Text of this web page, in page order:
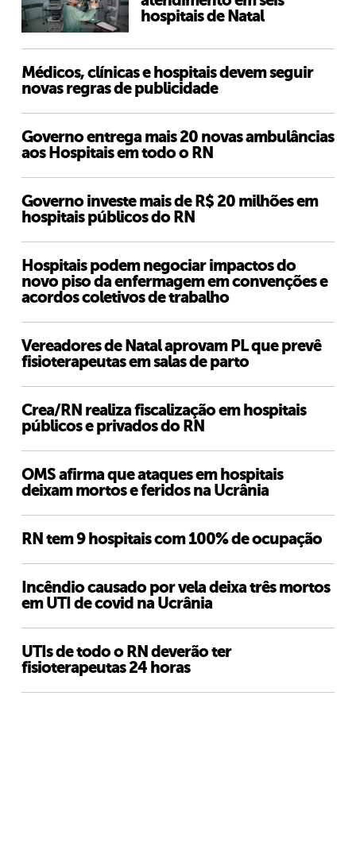
hospitais de Natal
Médicos, clínicas e hospitais devem seguir
novas regras de publicidade
Governo entrega mais 20 novas ambulâncias
aos Hospitais em todo o RN
Governo investe mais de R$ 20 milhões em
hospitais públicos do RN
Hospitais podem negociar impactos do
novo piso da enfermagem em convenções e
acordos coletivos de trabalho
Vereadores de Natal aprovam PL que prevê
fisioterapeutas em salas de parto
Crea/RN realiza fiscalização em hospitais
públicos e privados do RN
OMS afirma que ataques em hospitais
deixam mortos e feridos na Ucrânia
RN tem 9 hospitais com 100% de ocupação
Incêndio causado por vela deixa três mortos
em UTI de covid na Ucrânia
UTIs de todo o RN deverão ter
fisioterapeutas 24 horas